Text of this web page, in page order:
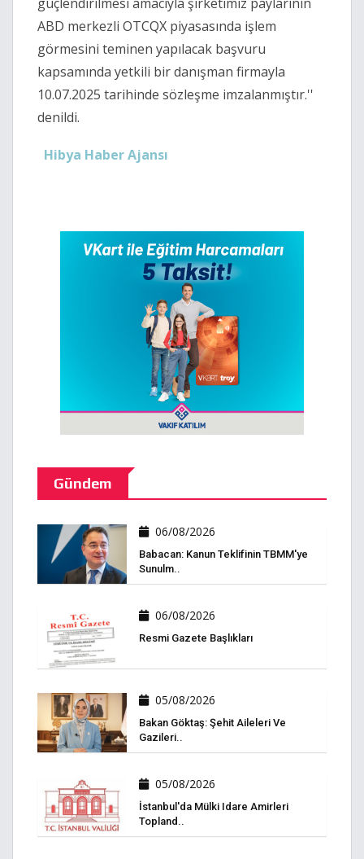
ABD merkezli OTCQX piyasasında işlem
görmesini teminen yapılacak başvuru
kapsamında yetkili bir danışman firmayla
10.07.2025 tarihinde sözleşme imzalanmıştır.''
denildi.
Hibya Haber Ajansı
Gündem
06/08/2026
Babacan: Kanun Teklifinin TBMM'ye
Sunulm..
06/08/2026
Resmi Gazete Başlıkları
05/08/2026
Bakan Göktaş: Şehit Aileleri Ve
Gazileri..
05/08/2026
İstanbul'da Mülki Idare Amirleri
Topland..